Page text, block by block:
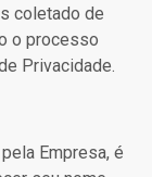
coletado de
o processo
Privacidade.
Empresa, é